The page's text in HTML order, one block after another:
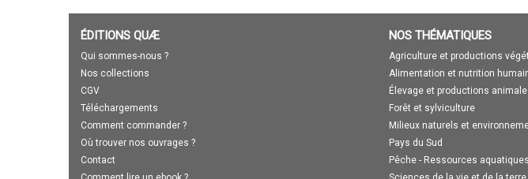
ÉDITIONS QUÆ
Qui sommes-nous ?
Nos collections
CGV
Téléchargements
Comment commander ?
Où trouver nos ouvrages ?
Contact
NOS THÉMATIQUES
Agriculture et productions
Alimentation et nutrition
Élevage et productions
Forêt et sylviculture
Milieux naturels et
Pays du Sud
Pêche - Ressources